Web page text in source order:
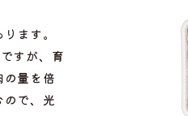
ます。
すが、育
量を倍
で、光